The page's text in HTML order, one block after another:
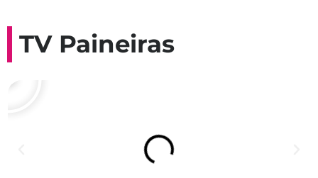
TV Paineiras